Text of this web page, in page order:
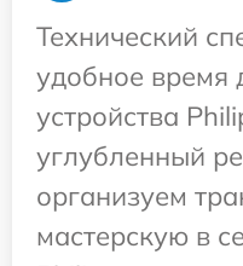
Технический
удобное время
устройства
углубленный
организуем
мастерскую в